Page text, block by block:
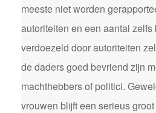
meeste niet worden
autoriteiten en een aantal zelfs
verdoezeld door autoriteiten
de daders goed bevriend zijn
machthebbers of politici.
vrouwen blijft een serieus